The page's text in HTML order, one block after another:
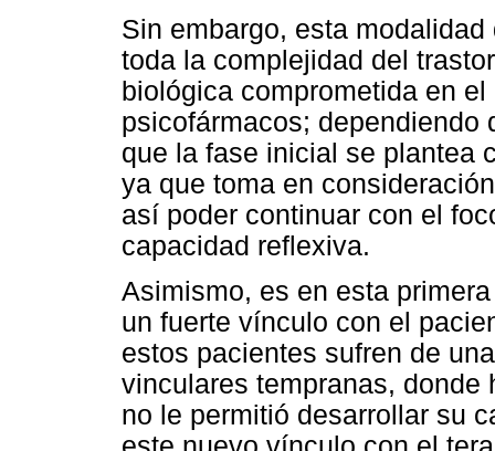
Sin embargo, esta
toda la complejidad del
biológica comprometida en
psicofármacos; dependiendo
que la fase inicial se plantea
ya que toma en
así poder continuar con el
capacidad reflexiva.
Asimismo, es en esta
un fuerte vínculo con el
estos pacientes sufren de
vinculares tempranas, donde
no le permitió desarrollar su